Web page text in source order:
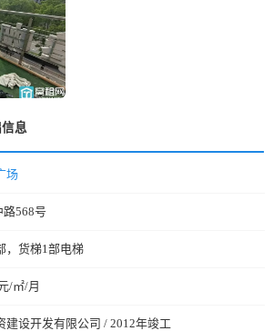
息
场
路568号
，货梯1部电梯
/㎡/月
建设开发有限公司 / 2012年竣工